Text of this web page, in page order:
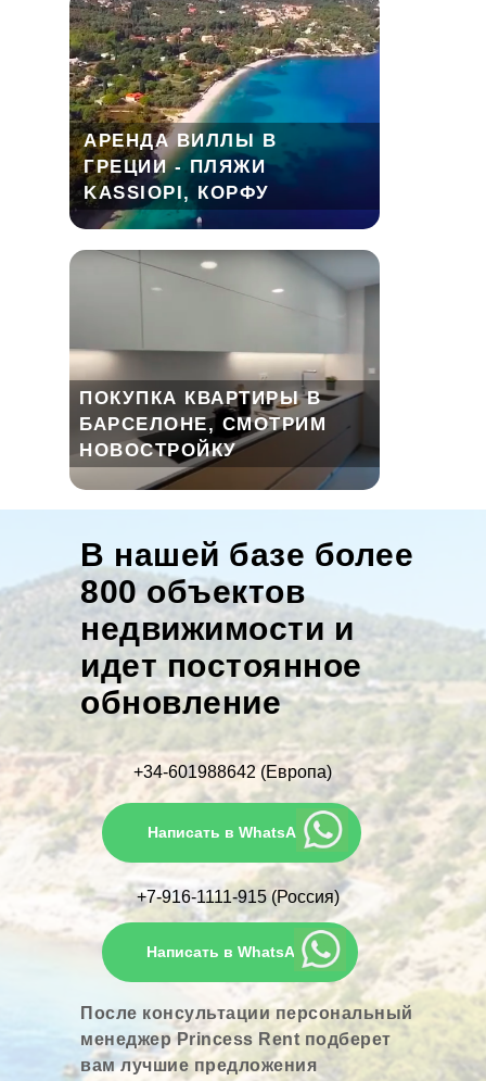
АРЕНДА ВИЛЛЫ В
ГРЕЦИИ - ПЛЯЖИ
KASSIOPI, КОРФУ
ПОКУПКА КВАРТИРЫ В
БАРСЕЛОНЕ, СМОТРИМ
НОВОСТРОЙКУ
После консультации персональный
менеджер Princess Rent подберет
вам лучшие предложения
+34-601988642 (Европа)
В нашей базе более
800 объектов
недвижимости и
идет постоянное
обновление
Написать в WhatsApp
Написать в WhatsApp
+7-916-1111-915 (Россия)